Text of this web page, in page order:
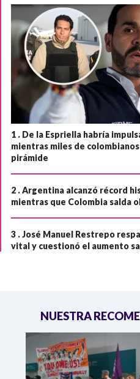
1 . De la Espriella habría
mientras miles de
pirámide
2 .Argentina alcanzó récord
mientras que Colombia salda
3 .José Manuel Restrepo
vital y cuestionó el aumento
NUESTRA